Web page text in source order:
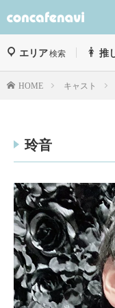
エリア検索 推
HOME キャスト
玲音